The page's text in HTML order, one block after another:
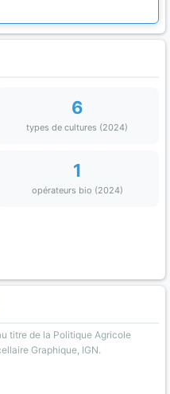
6
types de cultures (2024)
1
opérateurs bio (2024)
titre de la Politique Agricole
Graphique, IGN.